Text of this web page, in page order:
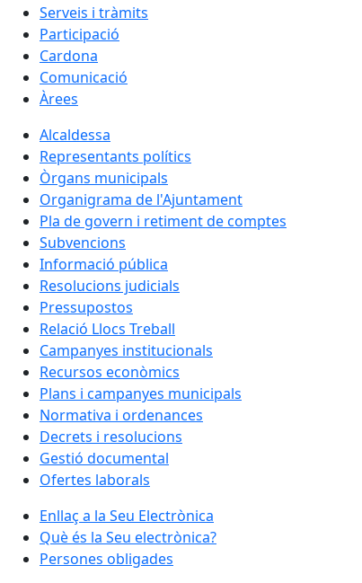
Serveis i tràmits
Participació
Cardona
Comunicació
Àrees
Alcaldessa
Representants polítics
Òrgans municipals
Organigrama de l'Ajuntament
Pla de govern i retiment de comptes
Subvencions
Informació pública
Resolucions judicials
Pressupostos
Relació Llocs Treball
Campanyes institucionals
Recursos econòmics
Plans i campanyes municipals
Normativa i ordenances
Decrets i resolucions
Gestió documental
Ofertes laborals
Enllaç a la Seu Electrònica
Què és la Seu electrònica?
Persones obligades